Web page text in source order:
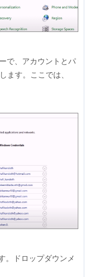
で、アカウントとパ
ます。ここでは、
。ドロップダウンメ